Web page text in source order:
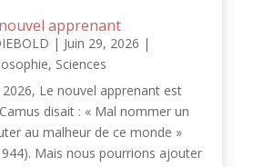
apprenant
| Juin 29, 2026 |
, Sciences
2026, Le nouvel apprenant est
disait : « Mal nommer un
au malheur de ce monde »
Mais nous pourrions ajouter